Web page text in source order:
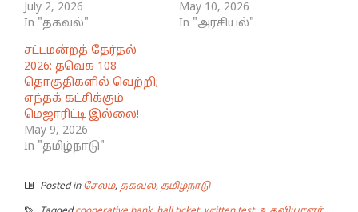
July 2, 2026
In "தகவல்"
May 10, 2026
In "அரசியல்"
சட்டமன்றத் தேர்தல்
2026: தவெக 108
தொகுதிகளில் வெற்றி;
எந்தக் கட்சிக்கும்
மெஜாரிட்டி இல்லை!
May 9, 2026
In "தமிழ்நாடு"
Posted in சேலம், தகவல், தமிழ்நாடு